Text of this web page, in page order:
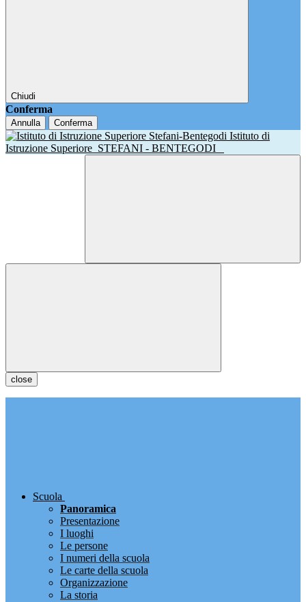
Chiudi
Conferma
Annulla Conferma
Istituto di
Istruzione Superiore STEFANI - BENTEGODI
close
Scuola
Panoramica
Presentazione
I luoghi
Le persone
I numeri della scuola
Le carte della scuola
Organizzazione
La storia